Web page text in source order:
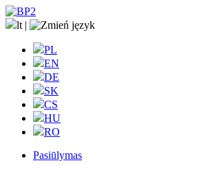
lt |
PL
EN
DE
SK
CS
HU
RO
Pasiūlymas